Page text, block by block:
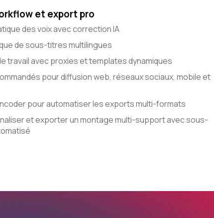
et export pro
des voix avec correction IA
de sous-titres multilingues
travail avec proxies et templates dynamiques
pour diffusion web, réseaux sociaux, mobile et
pour automatiser les exports multi-formats
et exporter un montage multi-support avec sous-